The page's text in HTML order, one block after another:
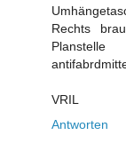
Rechts
VRIL
Antworten